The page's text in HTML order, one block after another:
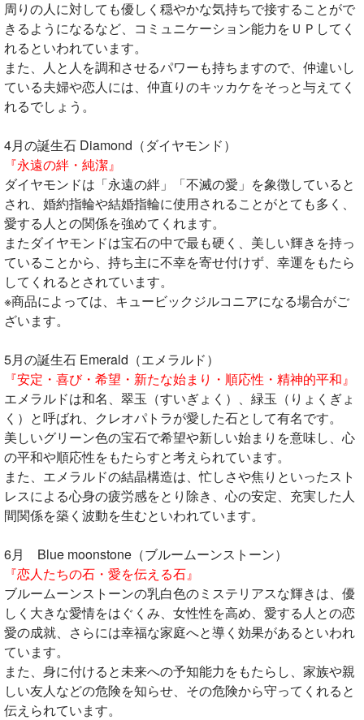
周りの人に対しても優しく穏やかな気持ちで接することがで
きるようになるなど、コミュニケーション能力をＵＰしてく
れるといわれています。
また、人と人を調和させるパワーも持ちますので、仲違いし
ている夫婦や恋人には、仲直りのキッカケをそっと与えてく
れるでしょう。
4月の誕生石 Diamond（ダイヤモンド）
『永遠の絆・純潔』
ダイヤモンドは「永遠の絆」「不滅の愛」を象徴していると
され、婚約指輪や結婚指輪に使用されることがとても多く、
愛する人との関係を強めてくれます。
またダイヤモンドは宝石の中で最も硬く、美しい輝きを持っ
ていることから、持ち主に不幸を寄せ付けず、幸運をもたら
してくれるとされています。
※商品によっては、キュービックジルコニアになる場合がご
ざいます。
5月の誕生石 Emerald（エメラルド）
『安定・喜び・希望・新たな始まり・順応性・精神的平和』
エメラルドは和名、翠玉（すいぎょく）、緑玉（りょくぎょ
く）と呼ばれ、クレオパトラが愛した石として有名です。
美しいグリーン色の宝石で希望や新しい始まりを意味し、心
の平和や順応性をもたらすと考えられています。
また、エメラルドの結晶構造は、忙しさや焦りといったスト
レスによる心身の疲労感をとり除き、心の安定、充実した人
間関係を築く波動を生むといわれています。
6月 Blue moonstone（ブルームーンストーン）
『恋人たちの石・愛を伝える石』
ブルームーンストーンの乳白色のミステリアスな輝きは、優
しく大きな愛情をはぐくみ、女性性を高め、愛する人との恋
愛の成就、さらには幸福な家庭へと導く効果があるといわれ
ています。
また、身に付けると未来への予知能力をもたらし、家族や親
しい友人などの危険を知らせ、その危険から守ってくれると
伝えられています。